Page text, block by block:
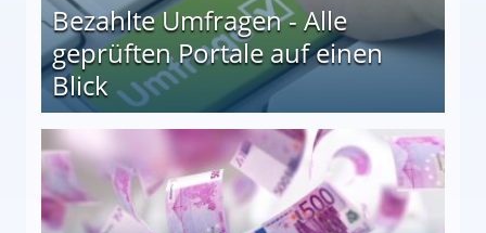
Bezahlte Umfragen - Alle
geprüften Portale auf einen
Blick
auf einen Blick